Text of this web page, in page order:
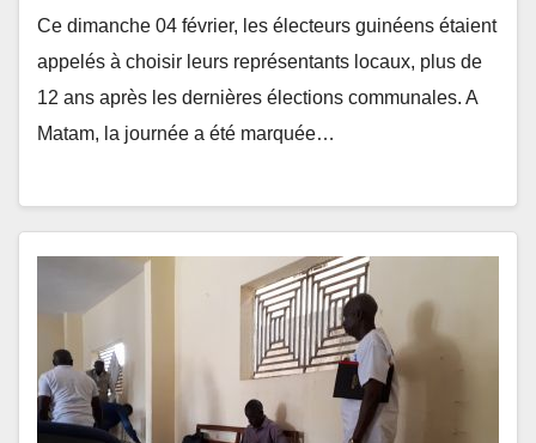
Ce dimanche 04 février, les électeurs guinéens étaient
appelés à choisir leurs représentants locaux, plus de
12 ans après les dernières élections communales. A
Matam, la journée a été marquée…